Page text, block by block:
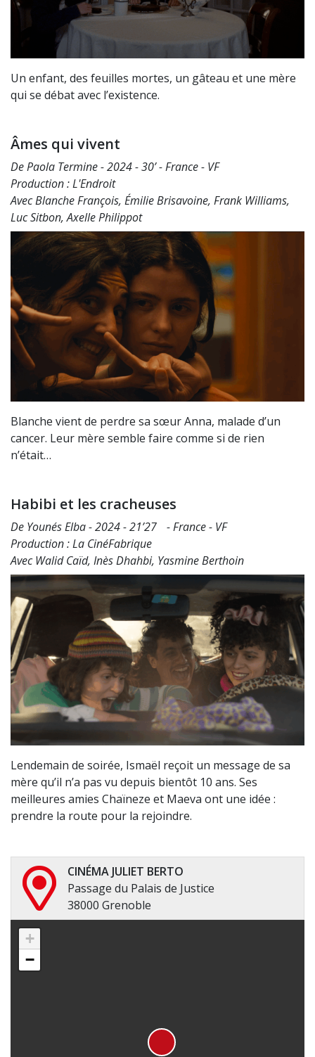
Un enfant, des feuilles mortes, un gâteau et une mère
qui se débat avec l’existence.
Âmes qui vivent
De Paola Termine - 2024 - 30’ - France - VF
Production : L'Endroit
Avec Blanche François, Émilie Brisavoine, Frank Williams,
Luc Sitbon, Axelle Philippot
Blanche vient de perdre sa sœur Anna, malade d’un
cancer. Leur mère semble faire comme si de rien
n’était…
Habibi et les cracheuses
De Younés Elba - 2024 - 21’27 - France - VF
Production : La CinéFabrique
Avec Walid Caïd, Inès Dhahbi, Yasmine Berthoin
Lendemain de soirée, Ismaël reçoit un message de sa
mère qu’il n’a pas vu depuis bientôt 10 ans. Ses
meilleures amies Chaïneze et Maeva ont une idée :
prendre la route pour la rejoindre.
CINÉMA JULIET BERTO
Passage du Palais de Justice
38000 Grenoble
+
−